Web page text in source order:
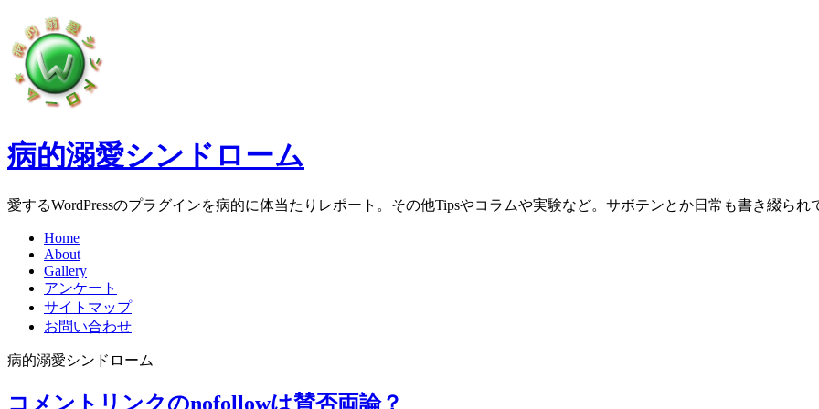
病的溺愛シンドローム
愛するWordPressのプラグインを病的に体当たりレポート。その他Tipsやコラムや実験など。サボテンとか日常も書き綴られ
Home
About
Gallery
アンケート
サイトマップ
お問い合わせ
病的溺愛シンドローム
コメントリンクのnofollowは賛否両論？